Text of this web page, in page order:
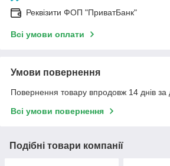
Реквізити ФОП "ПриватБанк"
Всі умови оплати
Умови повернення
Повернення товару впродовж 14 днів за
Всі умови повернення
Подібні товари компанії